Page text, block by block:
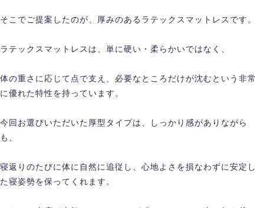
そこでご提案したのが、厚みのあるラテックスマットレスです。
ラテックスマットレスは、単に硬い・柔らかいではなく、
体の重さに応じて点で支え、必要なところだけが沈むという非常
に優れた特性を持っています。
今回お選びいただいた厚型タイプは、しっかり感がありながら
も、
寝返りのたびに体に自然に追従し、心地よさを損なわずに安定し
た寝姿勢を保ってくれます。